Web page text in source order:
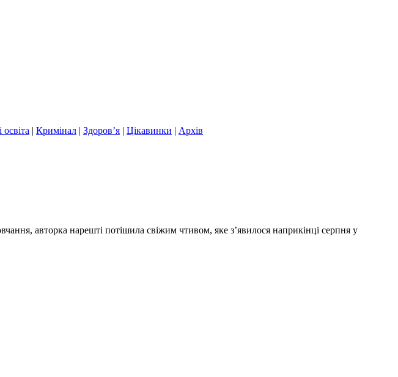
освіта | Кримінал | Здоров’я | Цікавинки | Архів
авторка нарешті потішила свіжим чтивом, яке з’явилося наприкінці серпня у